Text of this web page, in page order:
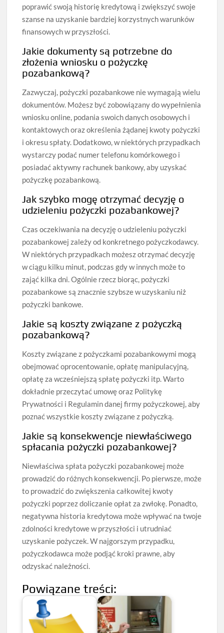
poprawić swoją historię kredytową i zwiększyć swoje
szanse na uzyskanie bardziej korzystnych warunków
finansowych w przyszłości.
Jakie dokumenty są potrzebne do
złożenia wniosku o pożyczkę
pozabankową?
Zazwyczaj, pożyczki pozabankowe nie wymagają wielu
dokumentów. Możesz być zobowiązany do wypełnienia
wniosku online, podania swoich danych osobowych i
kontaktowych oraz określenia żądanej kwoty pożyczki
i okresu spłaty. Dodatkowo, w niektórych przypadkach
wystarczy podać numer telefonu komórkowego i
posiadać aktywny rachunek bankowy, aby uzyskać
pożyczkę pozabankową.
Jak szybko mogę otrzymać decyzję o
udzieleniu pożyczki pozabankowej?
Czas oczekiwania na decyzję o udzieleniu pożyczki
pozabankowej zależy od konkretnego pożyczkodawcy.
W niektórych przypadkach możesz otrzymać decyzję
w ciągu kilku minut, podczas gdy w innych może to
zająć kilka dni. Ogólnie rzecz biorąc, pożyczki
pozabankowe są znacznie szybsze w uzyskaniu niż
pożyczki bankowe.
Jakie są koszty związane z pożyczką
pozabankową?
Koszty związane z pożyczkami pozabankowymi mogą
obejmować oprocentowanie, opłatę manipulacyjną,
opłatę za wcześniejszą spłatę pożyczki itp. Warto
dokładnie przeczytać umowę oraz Politykę
Prywatności i Regulamin danej firmy pożyczkowej, aby
poznać wszystkie koszty związane z pożyczką.
Jakie są konsekwencje niewłaściwego
spłacania pożyczki pozabankowej?
Niewłaściwa spłata pożyczki pozabankowej może
prowadzić do różnych konsekwencji. Po pierwsze, może
to prowadzić do zwiększenia całkowitej kwoty
pożyczki poprzez doliczanie opłat za zwłokę. Ponadto,
negatywna historia kredytowa może wpływać na twoje
zdolności kredytowe w przyszłości i utrudniać
uzyskanie pożyczek. W najgorszym przypadku,
pożyczkodawca może podjąć kroki prawne, aby
odzyskać należności.
Powiązane treści: